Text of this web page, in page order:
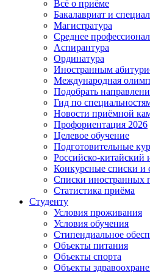
Всё о приёме
Бакалавриат и
Магистратура
Среднее
Аспирантура
Ординатура
Иностранным
Международная
Подобрать
Гид по
Новости приёмной
Профориентация 2026
Целевое обучение
Подготовительные
Российско-китайский
Конкурсные списки
Списки иностранных
Статистика приёма
Студенту
Условия проживания
Условия обучения
Стипендиальное
Объекты питания
Объекты спорта
Объекты